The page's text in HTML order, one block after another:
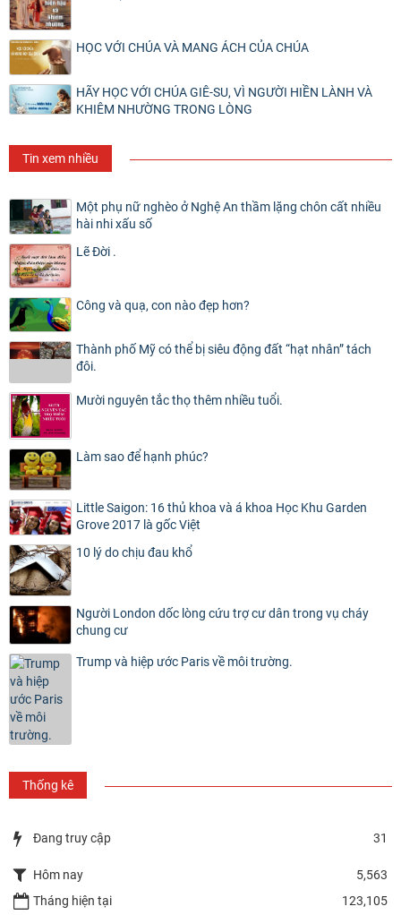
HỌC VỚI CHÚA VÀ MANG ÁCH CỦA CHÚA
HÃY HỌC VỚI CHÚA GIÊ-SU, VÌ NGƯỜI HIỀN LÀNH VÀ
KHIÊM NHƯỜNG TRONG LÒNG
Tin xem nhiều
Một phụ nữ nghèo ở Nghệ An thầm lặng chôn cất nhiều
hài nhi xấu số
Lẽ Đời .
Công và quạ, con nào đẹp hơn?
Thành phố Mỹ có thể bị siêu động đất “hạt nhân” tách
đôi.
Mười nguyên tắc thọ thêm nhiều tuổi.
Làm sao để hạnh phúc?
Little Saigon: 16 thủ khoa và á khoa Học Khu Garden
Grove 2017 là gốc Việt
10 lý do chịu đau khổ
Người London dốc lòng cứu trợ cư dân trong vụ cháy
chung cư
Trump và hiệp ước Paris về môi trường.
Thống kê
Đang truy cập 31
Hôm nay
5,563
Tháng hiện tại
123,105